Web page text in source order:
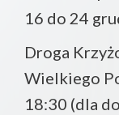
16 do 24
Droga
Wielkiego
18:30 (dla